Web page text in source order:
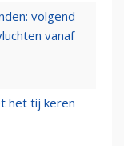
volgend
vanaf
het tij keren